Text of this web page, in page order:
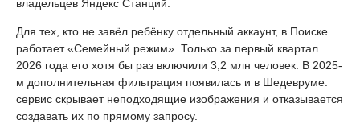
владельцев Яндекс Станций.
Для тех, кто не завёл ребёнку отдельный аккаунт, в Поиске
работает «Семейный режим». Только за первый квартал
2026 года его хотя бы раз включили 3,2 млн человек. В 2025-
м дополнительная фильтрация появилась и в Шедевруме:
сервис скрывает неподходящие изображения и отказывается
создавать их по прямому запросу.